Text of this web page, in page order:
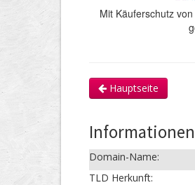
Mit Käuferschutz
Hauptseite
Domain-Name:
TLD Herkunft: